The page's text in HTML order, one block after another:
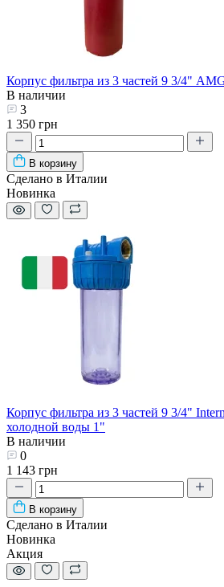
Корпус фильтра из 3 частей 9 3/4"
В наличии
3
1 350 грн
В корзину
Сделано в Италии
Новинка
Корпус фильтра из 3 частей 9 3/4"
холодной воды 1"
В наличии
0
1 143 грн
В корзину
Сделано в Италии
Новинка
Акция